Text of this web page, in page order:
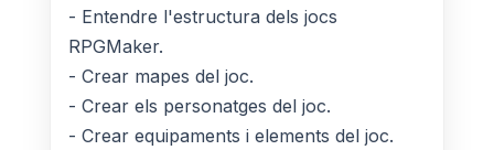
- Entendre l'estructura dels jocs
RPGMaker.
- Crear mapes del joc.
- Crear els personatges del joc.
- Crear equipaments i elements del joc.